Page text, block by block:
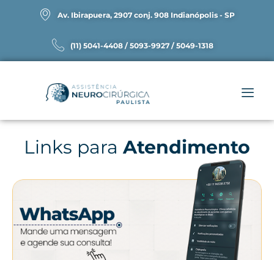
Av. Ibirapuera, 2907 conj. 908 Indianópolis - SP
(11) 5041-4408 / 5093-9927 / 5049-1318
Links para Atendimento